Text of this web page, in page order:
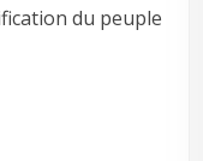
du peuple